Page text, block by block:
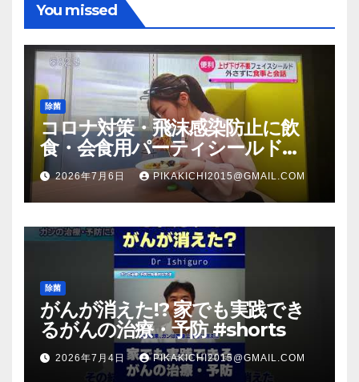
You missed
除菌
コロナ対策・飛沫感染防止に飲
食・会食用パーティシールド
（マスク会食代替品）ＦＢＣ福井
放送のＴＶ番組での紹介映像
2026年7月6日 PIKAKICHI2015@GMAIL.COM
除菌
がんが消えた!? 家でも実践でき
るがんの治療・予防 #shorts
2026年7月4日 PIKAKICHI2015@GMAIL.COM